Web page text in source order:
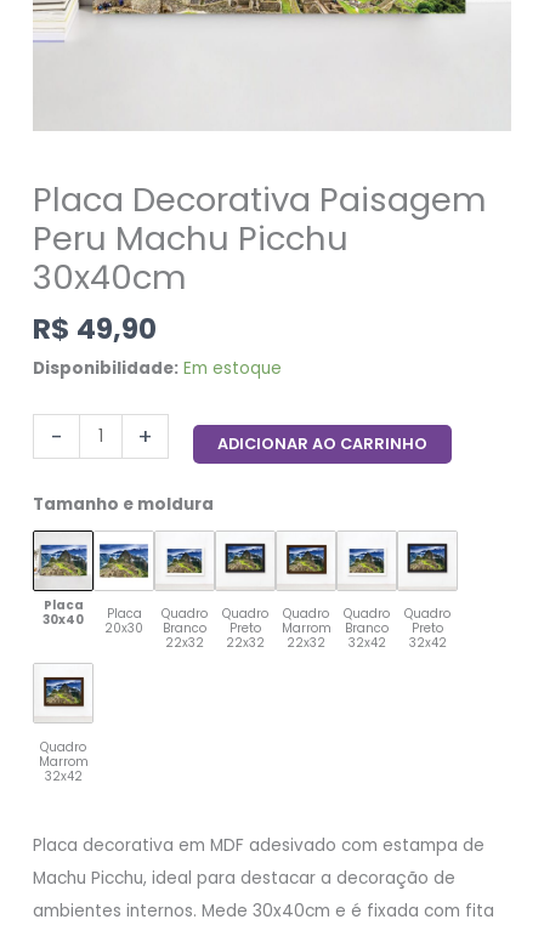
Placa Decorativa Paisagem
Peru Machu Picchu
30x40cm
R$ 49,90
Disponibilidade: Em estoque
- + ADICIONAR AO CARRINHO
Tamanho e moldura
Placa
30x40
Placa
20x30
Quadro
Branco
22x32
Quadro
Preto
22x32
Quadro
Marrom
22x32
Quadro
Branco
32x42
Quadro
Preto
32x42
Quadro
Marrom
32x42
Placa decorativa em MDF adesivado com estampa de
Machu Picchu, ideal para destacar a decoração de
ambientes internos. Mede 30x40cm e é fixada com fita